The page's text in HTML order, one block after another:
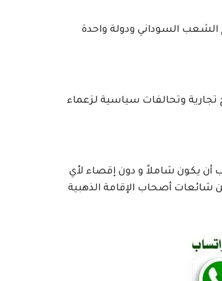
الشعب السوداني ودولة واحدة
وتحالفات سياسية لزعماء
أن يكون شاملاً و دون إقصاء لأي
أصحاب الإقامة الذهبية